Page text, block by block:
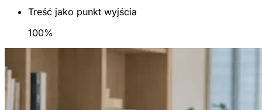
Treść jako punkt wyjścia
100%